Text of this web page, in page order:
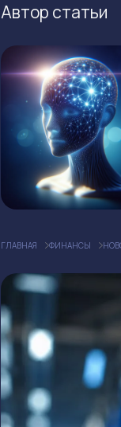
Автор статьи
ГЛАВНАЯ ФИНАНСЫ